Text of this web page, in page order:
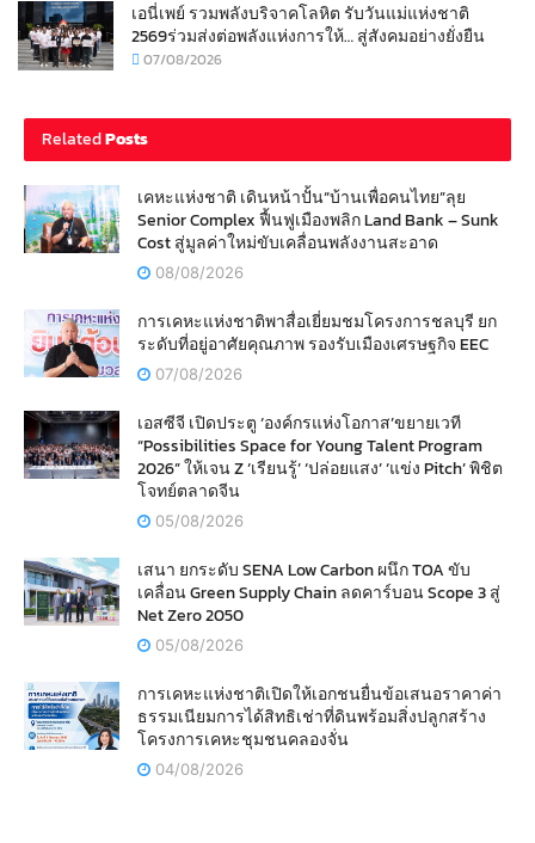
เอนี่เพย์ รวมพลังบริจาคโลหิต รับวันแม่แห่งชาติ
2569ร่วมส่งต่อพลังแห่งการให้… สู่สังคมอย่างยั่งยืน
07/08/2026
RelatedPosts
เคหะแห่งชาติ เดินหน้าปั้น“บ้านเพื่อคนไทย”ลุย
Senior Complex ฟื้นฟูเมืองพลิก Land Bank – Sunk
Cost สู่มูลค่าใหม่ขับเคลื่อนพลังงานสะอาด
08/08/2026
การเคหะแห่งชาติพาสื่อเยี่ยมชมโครงการชลบุรี ยก
ระดับที่อยู่อาศัยคุณภาพ รองรับเมืองเศรษฐกิจ EEC
07/08/2026
เอสซีจี เปิดประตู ‘องค์กรแห่งโอกาส’ขยายเวที
“Possibilities Space for Young Talent Program
2026” ให้เจน Z ‘เรียนรู้’ ‘ปล่อยแสง’ ‘แข่ง Pitch’ พิชิต
โจทย์ตลาดจีน
05/08/2026
เสนา ยกระดับ SENA Low Carbon ผนึก TOA ขับ
เคลื่อน Green Supply Chain ลดคาร์บอน Scope 3 สู่
Net Zero 2050
05/08/2026
การเคหะแห่งชาติเปิดให้เอกชนยื่นข้อเสนอราคาค่า
ธรรมเนียมการได้สิทธิเช่าที่ดินพร้อมสิ่งปลูกสร้าง
โครงการเคหะชุมชนคลองจั่น
04/08/2026